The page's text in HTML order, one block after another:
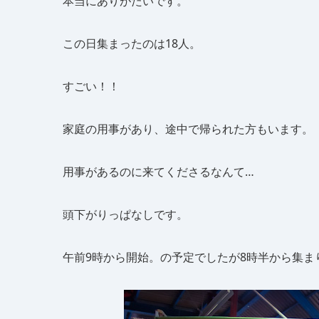
この日集まったのは18人。
すごい！！
家庭の用事があり、途中で帰られた方もいます。
用事があるのに来てくださるなんて…
頭下がりっぱなしです。
午前9時から開始。の予定でしたが8時半から集